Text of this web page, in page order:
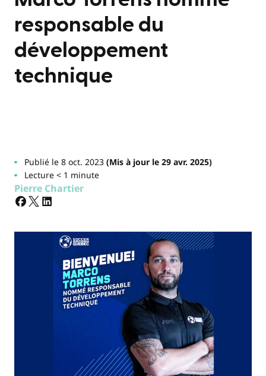
responsable du
développement
technique
Publié le 8 oct. 2023(Mis à jour le 29 avr. 2025)
Lecture < 1 minute
Pierre Chartier